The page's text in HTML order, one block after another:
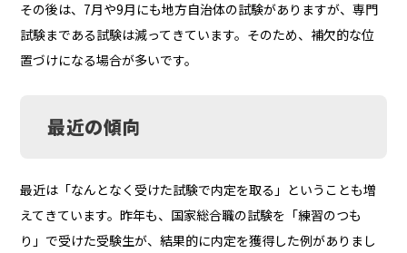
その後は、7月や9月にも地方自治体の試験がありますが、専門
試験まである試験は減ってきています。そのため、補欠的な位
置づけになる場合が多いです。
最近の傾向
最近は「なんとなく受けた試験で内定を取る」ということも増
えてきています。昨年も、国家総合職の試験を「練習のつも
り」で受けた受験生が、結果的に内定を獲得した例がありまし